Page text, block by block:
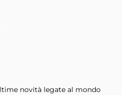
novità legate al mondo